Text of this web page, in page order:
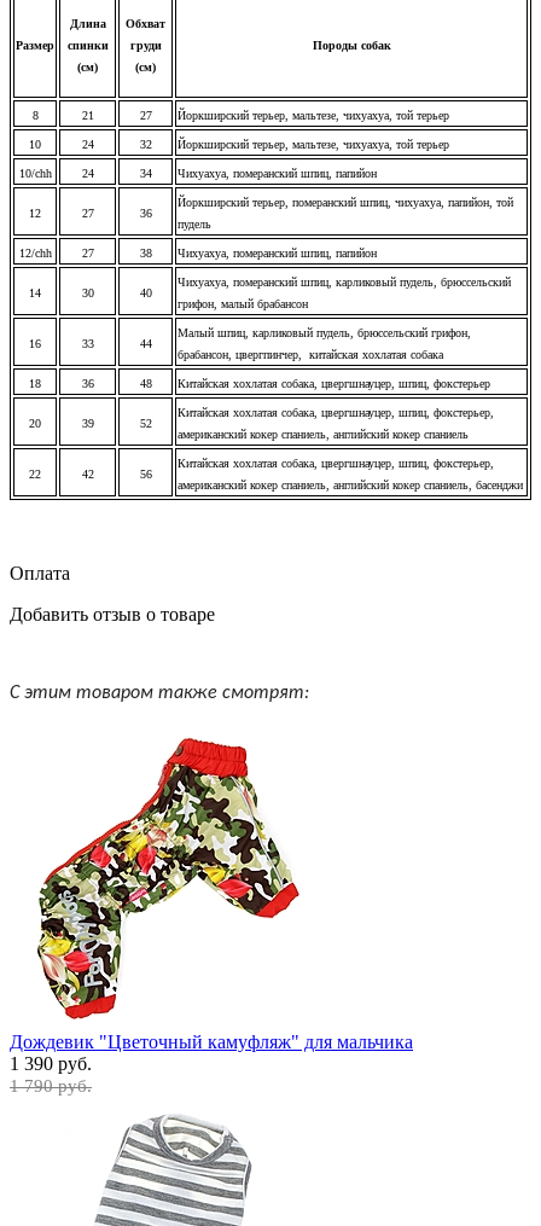
Размер
Длина
спинки
(см)
Обхват
груди
(см)
Породы собак
8 21 27 Йоркширский терьер, мальтезе, чихуахуа, той терьер
10 24 32 Йоркширский терьер, мальтезе, чихуахуа, той терьер
10/chh 24 34 Чихуахуа, померанский шпиц, папийон
12 27 36
Йоркширский терьер, померанский шпиц, чихуахуа, папийон, той
пудель
12/chh 27 38 Чихуахуа, померанский шпиц, папийон
14 30 40
Чихуахуа, померанский шпиц, карликовый пудель, брюссельский
грифон, малый брабансон
16 33 44
Малый шпиц, карликовый пудель, брюссельский грифон,
брабансон, цвергпинчер, китайская хохлатая собака
18 36 48 Китайская хохлатая собака, цвергшнауцер, шпиц, фокстерьер
20 39 52
Китайская хохлатая собака, цвергшнауцер, шпиц, фокстерьер,
американский кокер спаниель, английский кокер спаниель
22 42 56
Китайская хохлатая собака, цвергшнауцер, шпиц, фокстерьер,
американский кокер спаниель, английский кокер спаниель, басенджи
Оплата
Добавить отзыв о товаре
С этим товаром также смотрят:
Дождевик "Цветочный камуфляж" для мальчика
1 390 руб.
1 790 руб.